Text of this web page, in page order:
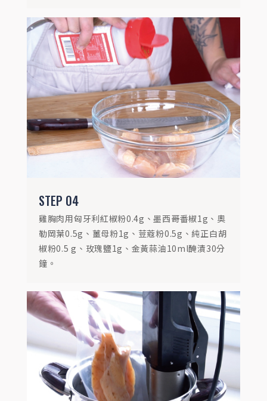
STEP 04
雞胸肉用匈牙利紅椒粉0.4g、墨西哥番椒1g、奧
勒岡葉0.5g、薑母粉1g、荳蔻粉0.5g、純正白胡
椒粉0.5 g、玫瑰鹽1g、金黃蒜油10ml醃漬30分
鐘。
STEP05
接著將雞胸肉放進耐熱袋中抽真空，並以舒
肥機舒肥62度30分鐘。